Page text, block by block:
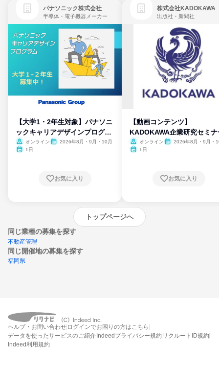
パナソニック株式会社
半導体・電子機器メーカー
【大学1・2年生対象】パナソニ
ックキャリアデザインプログラ
ム
オンライン
2026年8月・9月・10月
1日
お気に入り
株式会社KADOKAWA
出版社・新聞社
【動画コンテンツ】
KADOKAWA企業研究セミナ
オンライン
2026年8月・9月・
1日
お気に入り
トップページへ
同じ業種の募集を探す
不動産管理
同じ開催地の募集を探す
福岡県
エントリーするとプログラムの詳細案内を
受け取れるようになります
ヘルプ・お問い合わせ ログインでお困りの方はこちら
データを使ったサービスのご紹介 Indeedプライバシー規約 リクルートID規約
Indeed利用規約